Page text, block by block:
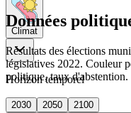
Climat
Horizon temporel
2030 2050
2100
Données
Résultats des élections
législatives 2022. Couleur
politique, taux d'abstention.